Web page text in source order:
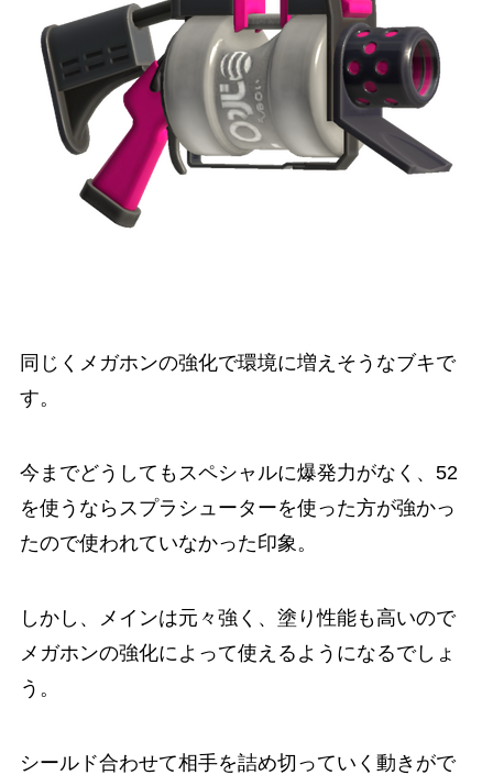
同じくメガホンの強化で環境に増えそうなブキで
す。
今までどうしてもスペシャルに爆発力がなく、52
を使うならスプラシューターを使った方が強かっ
たので使われていなかった印象。
しかし、メインは元々強く、塗り性能も高いので
メガホンの強化によって使えるようになるでしょ
う。
シールド合わせて相手を詰め切っていく動きがで